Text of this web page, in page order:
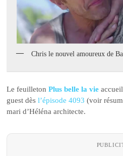
Chris le nouvel amoureux de
Le feuilletonPlus belle la vie
guest dèsl’épisode 4093 (voir
mari d’Héléna architecte.